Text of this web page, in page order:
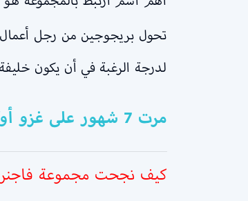
تحول بريجوجين من رجل
لدرجة الرغبة في أن يكون
مرت 7 شهور على غزو أوكرانيا.. هل عاقب الغرب نفسه بسلاح استهدف سحق بوتين؟ | س/ج في دقائق
كيف نجحت مجموعة